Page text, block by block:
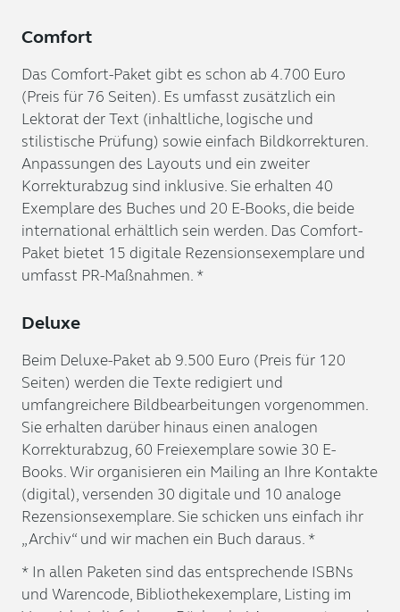
Comfort
Das Comfort-Paket gibt es schon ab 4.700 Euro
(Preis für 76 Seiten). Es umfasst zusätzlich ein
Lektorat der Text (inhaltliche, logische und
stilistische Prüfung) sowie einfach Bildkorrekturen.
Anpassungen des Layouts und ein zweiter
Korrekturabzug sind inklusive. Sie erhalten 40
Exemplare des Buches und 20 E-Books, die beide
international erhältlich sein werden. Das Comfort-
Paket bietet 15 digitale Rezensionsexemplare und
umfasst PR-Maßnahmen. *
Deluxe
Beim Deluxe-Paket ab 9.500 Euro (Preis für 120
Seiten) werden die Texte redigiert und
umfangreichere Bildbearbeitungen vorgenommen.
Sie erhalten darüber hinaus einen analogen
Korrekturabzug, 60 Freiexemplare sowie 30 E-
Books. Wir organisieren ein Mailing an Ihre Kontakte
(digital), versenden 30 digitale und 10 analoge
Rezensionsexemplare. Sie schicken uns einfach ihr
„Archiv“ und wir machen ein Buch daraus. *
* In allen Paketen sind das entsprechende ISBNs
und Warencode, Bibliothekexemplare, Listing im